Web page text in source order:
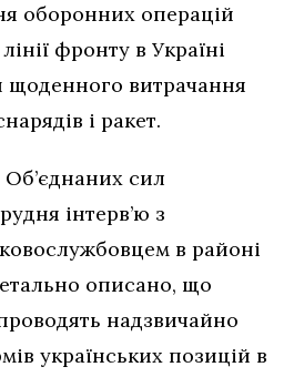
оборонних операцій
фронту в Україні
щоденного витрачання
і ракет.
сил
інтерв’ю з
в районі
описано, що
надзвичайно
українських позицій в